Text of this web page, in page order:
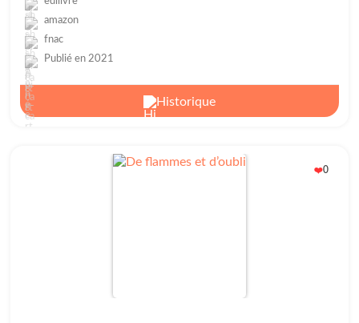
amazon
fnac
Publié en 2021
Historique
❤️0